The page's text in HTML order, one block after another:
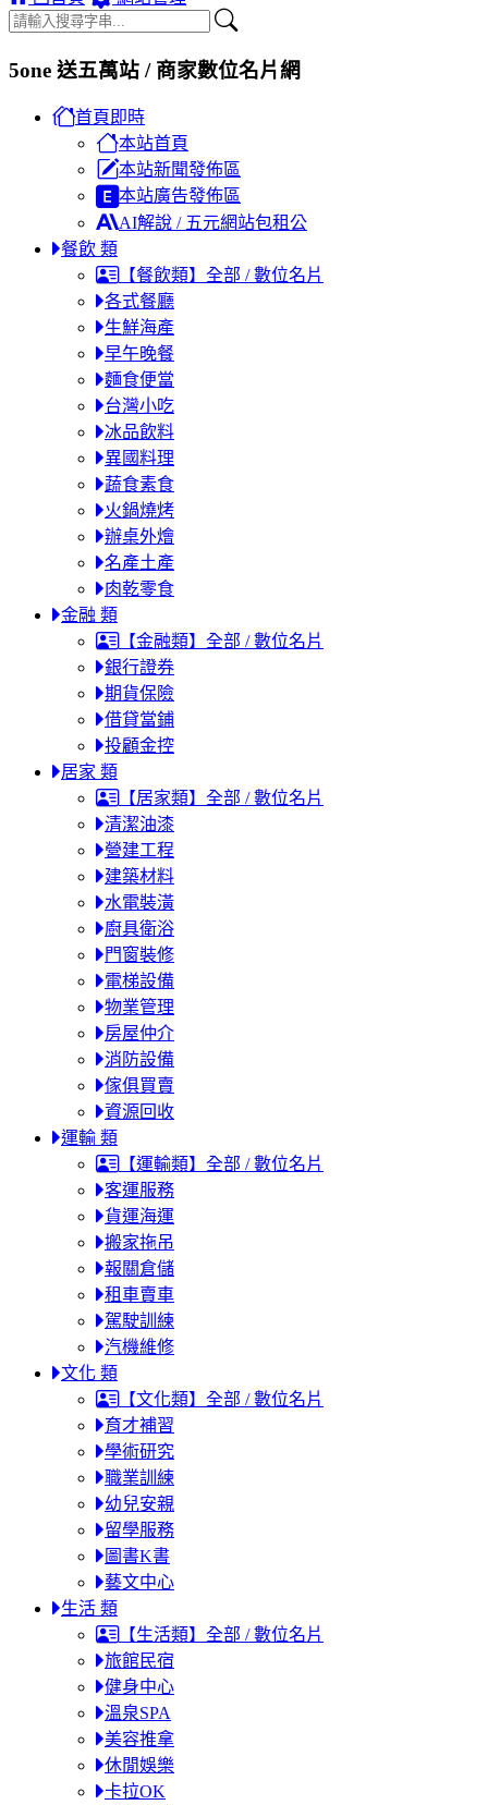
5one 送五萬站 / 商家數位名片網
首頁即時
本站首頁
本站新聞發佈區
本站廣告發佈區
AI解說 / 五元網站包租公
餐飲 類
【餐飲類】全部 / 數位名片
各式餐廳
生鮮海產
早午晚餐
麵食便當
台灣小吃
冰品飲料
異國料理
蔬食素食
火鍋燒烤
辦桌外燴
名產土產
肉乾零食
金融 類
【金融類】全部 / 數位名片
銀行證券
期貨保險
借貸當鋪
投顧金控
居家 類
【居家類】全部 / 數位名片
清潔油漆
營建工程
建築材料
水電裝潢
廚具衛浴
門窗裝修
電梯設備
物業管理
房屋仲介
消防設備
傢俱買賣
資源回收
運輸 類
【運輸類】全部 / 數位名片
客運服務
貨運海運
搬家拖吊
報關倉儲
租車賣車
駕駛訓練
汽機維修
文化 類
【文化類】全部 / 數位名片
育才補習
學術研究
職業訓練
幼兒安親
留學服務
圖書K書
藝文中心
生活 類
【生活類】全部 / 數位名片
旅館民宿
健身中心
溫泉SPA
美容推拿
休閒娛樂
卡拉OK